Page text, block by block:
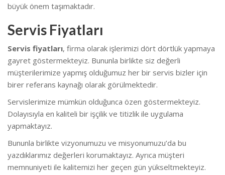
büyük önem taşımaktadır.
Servis Fiyatları
Servis fiyatları, firma olarak işlerimizi dört dörtlük yapmaya
gayret göstermekteyiz. Bununla birlikte siz değerli
müşterilerimize yapmış olduğumuz her bir servis bizler için
birer referans kaynağı olarak görülmektedir.
Servislerimize mümkün olduğunca özen göstermekteyiz.
Dolayısıyla en kaliteli bir işçilik ve titizlik ile uygulama
yapmaktayız.
Bununla birlikte vizyonumuzu ve misyonumuzu’da bu
yazdıklarımız değerleri korumaktayız. Ayrıca müşteri
memnuniyeti ile kalitemizi her geçen gün yükseltmekteyiz.